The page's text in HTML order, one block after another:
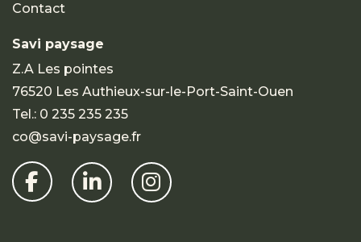
Contact
Savi paysage
Z.A Les pointes
76520 Les Authieux-sur-le-Port-Saint-Ouen
Tel.: 0 235 235 235
co@savi-paysage.fr